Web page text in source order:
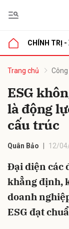
CHÍNH TRỊ -
Trang chủ
ESG
là động
cấu trúc
Quân Bảo 12/
Đại diện các
khẳng định,
doanh
ESG đạt
luận